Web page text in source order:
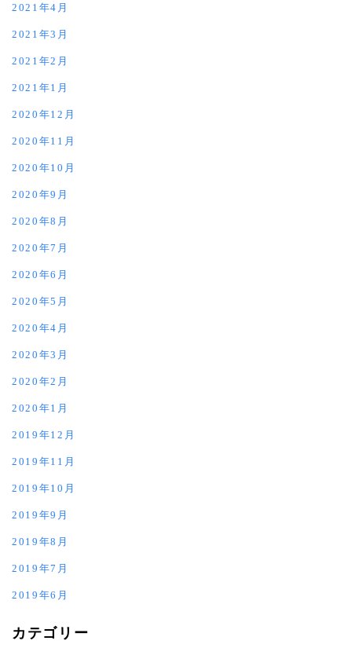
2021年4月
2021年3月
2021年2月
2021年1月
2020年12月
2020年11月
2020年10月
2020年9月
2020年8月
2020年7月
2020年6月
2020年5月
2020年4月
2020年3月
2020年2月
2020年1月
2019年12月
2019年11月
2019年10月
2019年9月
2019年8月
2019年7月
2019年6月
カテゴリー